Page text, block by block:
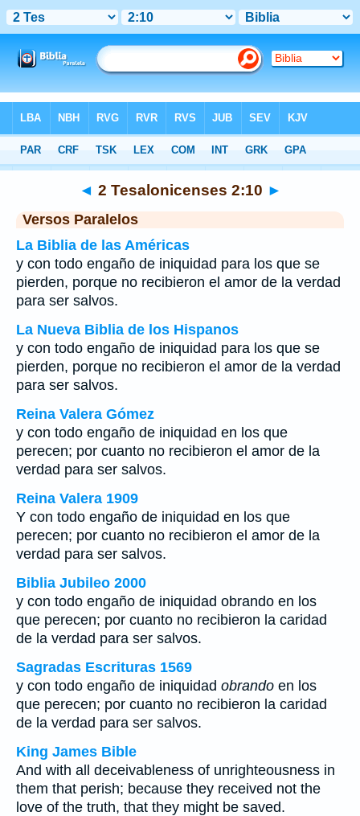
>2 Tesalonicenses >Capítulo 2 > Verso 10
◄ 2 Tesalonicenses 2:10 ►
Versos Paralelos
La Biblia de las Américas
y con todo engaño de iniquidad para los que se
pierden, porque no recibieron el amor de la verdad
para ser salvos.
La Nueva Biblia de los Hispanos
y con todo engaño de iniquidad para los que se
pierden, porque no recibieron el amor de la verdad
para ser salvos.
Reina Valera Gómez
y con todo engaño de iniquidad en los que
perecen; por cuanto no recibieron el amor de la
verdad para ser salvos.
Reina Valera 1909
Y con todo engaño de iniquidad en los que
perecen; por cuanto no recibieron el amor de la
verdad para ser salvos.
Biblia Jubileo 2000
y con todo engaño de iniquidad obrando en los
que perecen; por cuanto no recibieron la caridad
de la verdad para ser salvos.
Sagradas Escrituras 1569
y con todo engaño de iniquidad obrando en los
que perecen; por cuanto no recibieron la caridad
de la verdad para ser salvos.
King James Bible
And with all deceivableness of unrighteousness in
them that perish; because they received not the
love of the truth, that they might be saved.